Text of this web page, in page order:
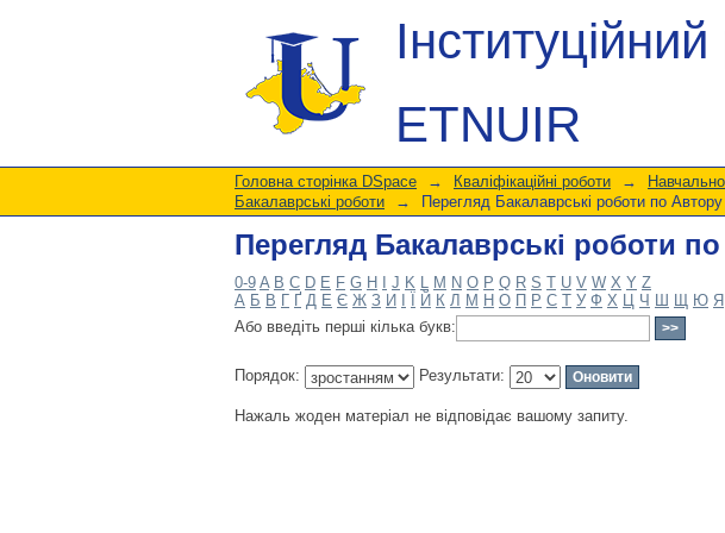
ETNUIR
Перегляд Бакалаврські роботи по
Головна сторінка DSpace → Кваліфікаційні роботи →
Бакалаврські роботи
→ Перегляд Бакалаврські роботи по Автору
Перегляд Бакалаврські роботи
0-9 A B C D E F G H J K L M N O P Q R S T U V W X Y Z
А Б В Г Ґ Д Е Є Ж З И Й К Л М Н О П Р С Т У Ф Х Ц Ч Ш Щ Ю Я
Або введіть перші кілька букв:
Порядок: Результати:
Нажаль жоден матеріал не відповідає вашому запиту.